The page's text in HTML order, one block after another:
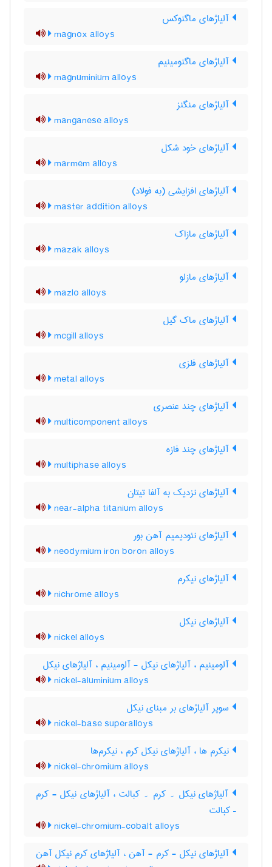
آلیاژهای ماگنوکس
magnox alloys
آلیاژهای ماگنومینیم
magnuminium alloys
آلیاژهای منگنز
manganese alloys
آلیاژهای خود شکل
marmem alloys
آلیاژهای افزایشی (به فولاد)
master addition alloys
آلیاژهای مازاک
mazak alloys
آلیاژهای مازلو
mazlo alloys
آلیاژهای ماک گیل
mcgill alloys
آلیاژهای فلزی
metal alloys
آلیاژهای چند عنصری
multicomponent alloys
آلیاژهای چند فازه
multiphase alloys
آلیاژهای نزدیک به آلفا تیتان
near-alpha titanium alloys
آلیاژهای نئودیمیم آهن بور
neodymium iron boron alloys
آلیاژهای نیکرم
nichrome alloys
آلیاژهای نیکل
nickel alloys
آلومینیم ، آلیاژهای نیکل - آلومینیم ، آلیاژهای نیکل
nickel-aluminium alloys
سوپر آلیاژهای بر مبنای نیکل
nickel-base superalloys
نیکرم ها ، آلیاژهای نیکل کرم ، نیکرم‌ها
nickel-chromium alloys
آلیاژهای نیکل ۔ کرم ۔ کبالت ، آلیاژهای نیکل - کرم
– کبالت
nickel-chromium-cobalt alloys
آلیاژهای نیکل - کرم - آهن ، آلیاژهای کرم نیکل آهن